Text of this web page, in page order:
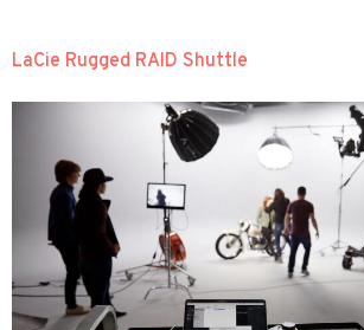
LaCie Rugged RAID Shuttle